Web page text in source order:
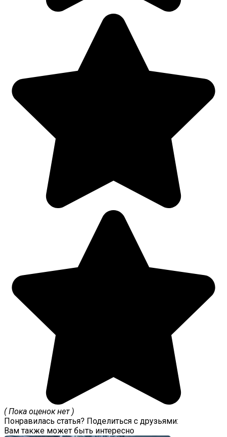
( Пока оценок нет )
Понравилась статья? Поделиться с друзьями:
Вам также может быть интересно